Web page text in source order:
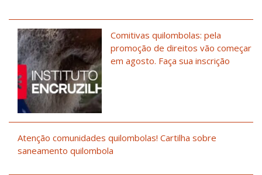
Comitivas quilombolas: pela
promoção de direitos vão começar
em agosto. Faça sua inscrição
Atenção comunidades quilombolas! Cartilha sobre
saneamento quilombola